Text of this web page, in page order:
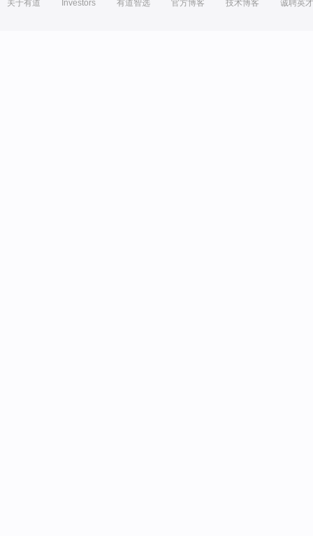
关于有道 Investors 有道智选 官方博客 技术博客 诚聘英才